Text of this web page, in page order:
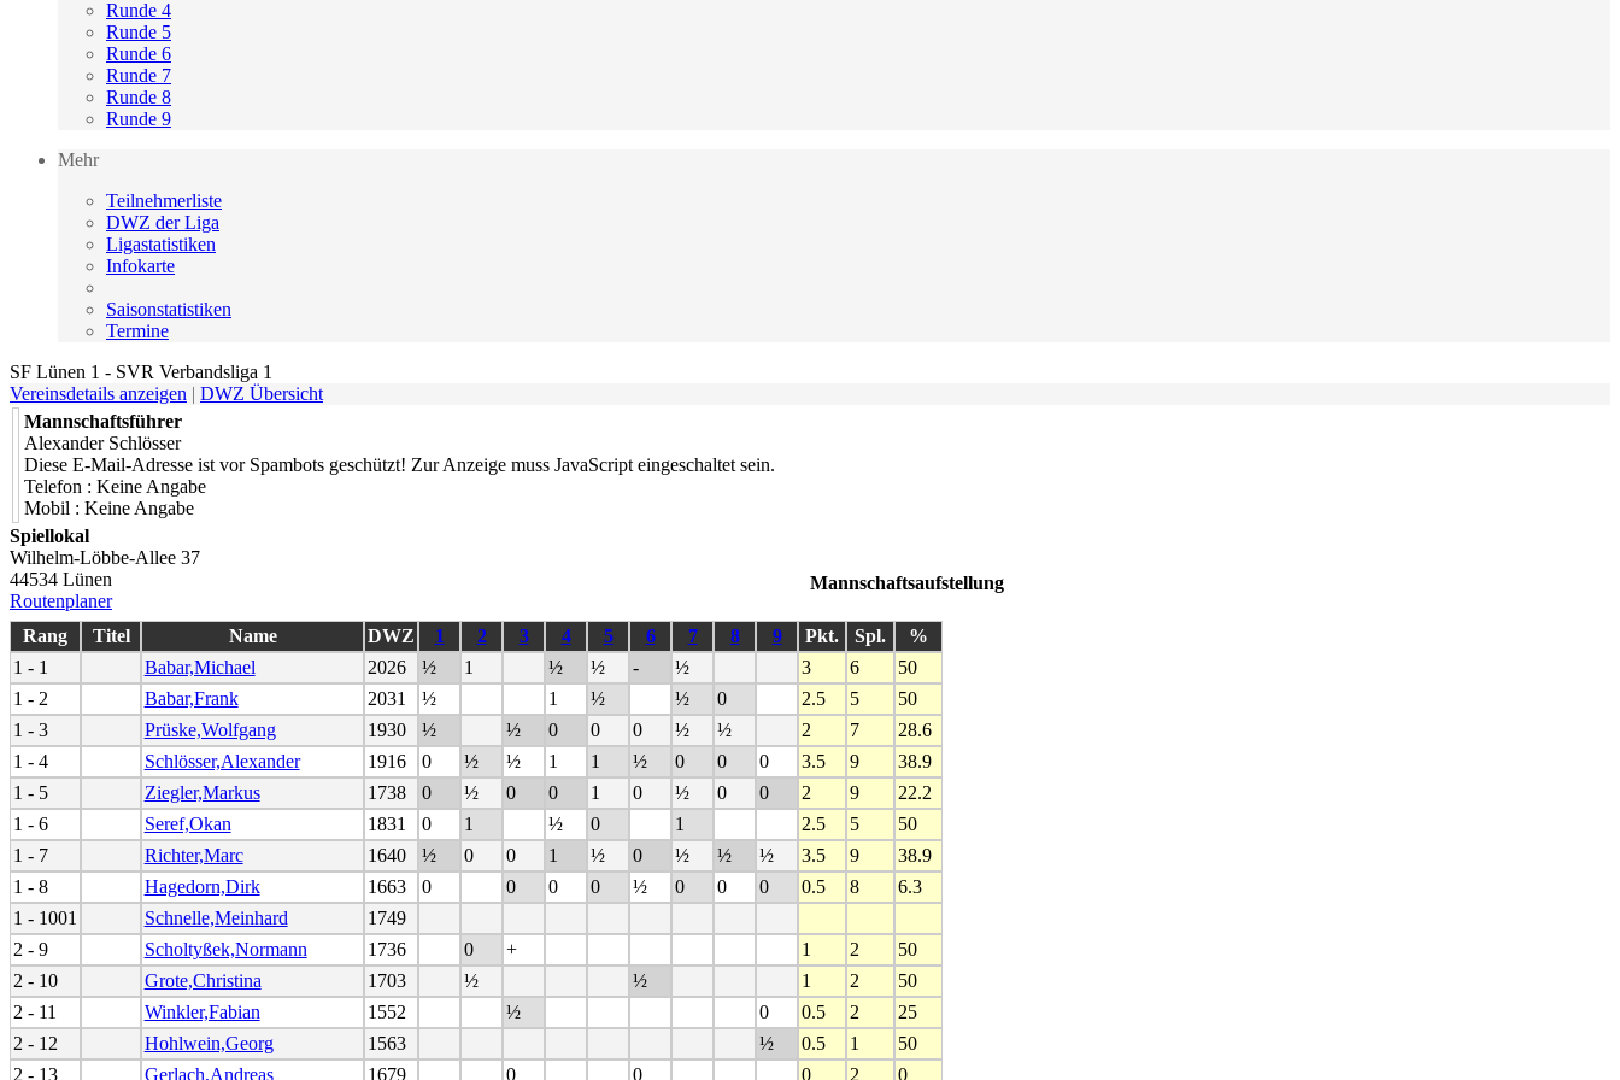
Runde 4
Runde 5
Runde 6
Runde 7
Runde 8
Runde 9
Mehr
Teilnehmerliste
DWZ der Liga
Ligastatistiken
Infokarte
Saisonstatistiken
Termine
SF Lünen 1 - SVR Verbandsliga 1
Vereinsdetails anzeigen | DWZ Übersicht
Mannschaftsführer
Alexander Schlösser
Diese E-Mail-Adresse ist vor Spambots geschützt! Zur Anzeige muss JavaScript eingeschaltet sein.
Telefon : Keine Angabe
Mobil : Keine Angabe
Spiellokal
Wilhelm-Löbbe-Allee 37
44534 Lünen
Routenplaner
Mannschaftsaufstellung
Rang Titel Name DWZ 1 2 3 4 5 6 7 8 9 Pkt. Spl.
%
1 - 1
Babar,Michael 2026 ½ 1 ½ ½ - ½ 3 6
50
1 - 2
Babar,Frank 2031 ½ 1 ½ ½ 0 2.5 5
50
1 - 3
Prüske,Wolfgang 1930 ½ ½ 0 0 0 ½ ½ 2 7
28.6
1 - 4
Schlösser,Alexander 1916 0 ½ ½ 1 1 ½ 0 0 0 3.5 9
38.9
1 - 5
Ziegler,Markus 1738 0 ½ 0 0 1 0 ½ 0 0 2 9
22.2
1 - 6
Seref,Okan 1831 0 1 ½ 0 1 2.5 5
50
1 - 7
Richter,Marc 1640 ½ 0 0 1 ½ 0 ½ ½ ½ 3.5 9
38.9
1 - 8
Hagedorn,Dirk 1663 0 0 0 0 ½ 0 0 0 0.5 8
6.3
1 - 1001
Schnelle,Meinhard
1749
2 - 9
Scholtyßek,Normann 1736 0 + 1 2
50
2 - 10
Grote,Christina 1703 ½ ½ 1 2
50
2 - 11
Winkler,Fabian 1552 ½ 0 0.5 2
25
2 - 12
Hohlwein,Georg 1563 ½ 0.5 1
50
2 - 13
Gerlach,Andreas 1679 0 0 0 2 0